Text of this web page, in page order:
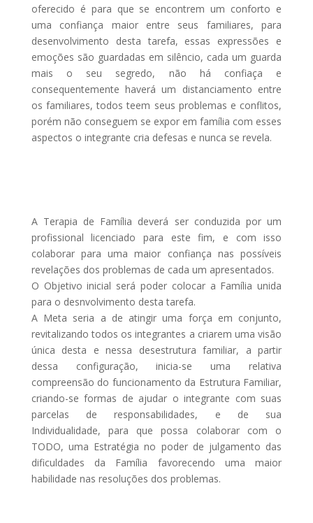
oferecido é para que se encontrem um conforto e
uma confiança maior entre seus familiares, para
desenvolvimento desta tarefa, essas expressões e
emoções são guardadas em silêncio, cada um guarda
mais o seu segredo, não há confiaça e
consequentemente haverá um distanciamento entre
os familiares, todos teem seus problemas e conflitos,
porém não conseguem se expor em família com esses
aspectos o integrante cria defesas e nunca se revela.
A Terapia de Família deverá ser conduzida por um
profissional licenciado para este fim, e com isso
colaborar para uma maior confiança nas possíveis
revelações dos problemas de cada um apresentados.
O Objetivo inicial será poder colocar a Família unida
para o desnvolvimento desta tarefa.
A Meta seria a de atingir uma força em conjunto,
revitalizando todos os integrantes a criarem uma visão
única desta e nessa desestrutura familiar, a partir
dessa configuração, inicia-se uma relativa
compreensão do funcionamento da Estrutura Familiar,
criando-se formas de ajudar o integrante com suas
parcelas de responsabilidades, e de sua
Individualidade, para que possa colaborar com o
TODO, uma Estratégia no poder de julgamento das
dificuldades da Família favorecendo uma maior
habilidade nas resoluções dos problemas.